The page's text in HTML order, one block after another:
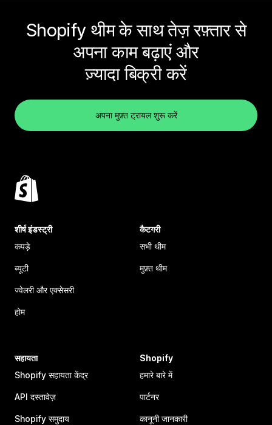
Shopify थीम के साथ तेज़ रफ़्तार से
अपना काम बढ़ाएं और
ज़्यादा बिक्री करें
अपना मुफ़्त ट्रायल शुरू करें
शीर्ष इंडस्ट्री
कपड़े
ब्यूटी
ज्वेलरी और एक्सेसरी
होम
कैटगरी
सभी थीम
मुफ़्त थीम
सहायता
Shopify सहायता केंद्र
API दस्तावेज़
Shopify समुदाय
Shopify
हमारे बारे में
पार्टनर
कानूनी जानकारी